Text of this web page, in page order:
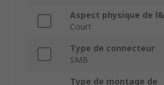
Aspect physique de
Court
Type de connecteur
SMB
Type de montage de